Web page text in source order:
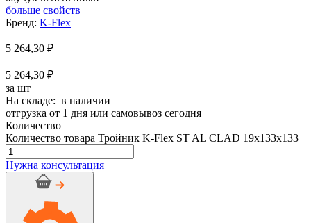
больше свойств
Бренд: K-Flex
5 264,30 ₽
5 264,30 ₽
за шт
На складе: в наличии
отгрузка от 1 дня или самовывоз сегодня
Количество
Количество товара Тройник K-Flex ST AL CLAD 19x133x133
Нужна консультация